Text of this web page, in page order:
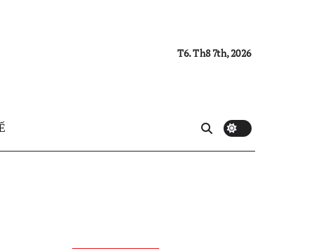
T6. Th8 7th, 2026